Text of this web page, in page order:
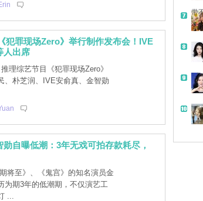
犯罪现场Zero》举行制作发布会！IVE
人出席
理综艺节目《犯罪现场Zero》
、朴芝润、IVE安俞真、金智勋
自曝低潮：3年无戏可拍存款耗尽，
将至》、《鬼宫》的知名演员金
为期3年的低潮期，不仅演艺工
...
带